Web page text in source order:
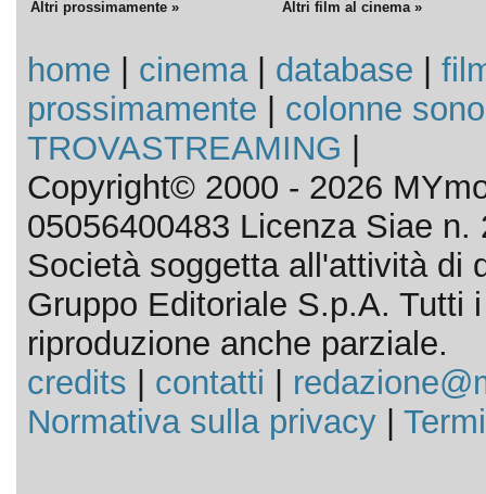
Altri prossimamente » Altri film al cinema »
home cinema| database
prossimamente
colonne
TROVASTREAMING
Copyright© 2000 - 2026
05056400483 Licenza Siae n.
Società soggetta all'attività di
Gruppo Editoriale S.p.A. Tutti
riproduzione anche parziale.
credits
contatti
Normativa sulla privacy|